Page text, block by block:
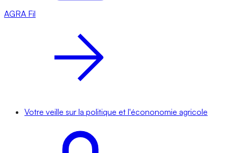
AGRA Fil
Votre veille sur la politique et l'écononomie agricole